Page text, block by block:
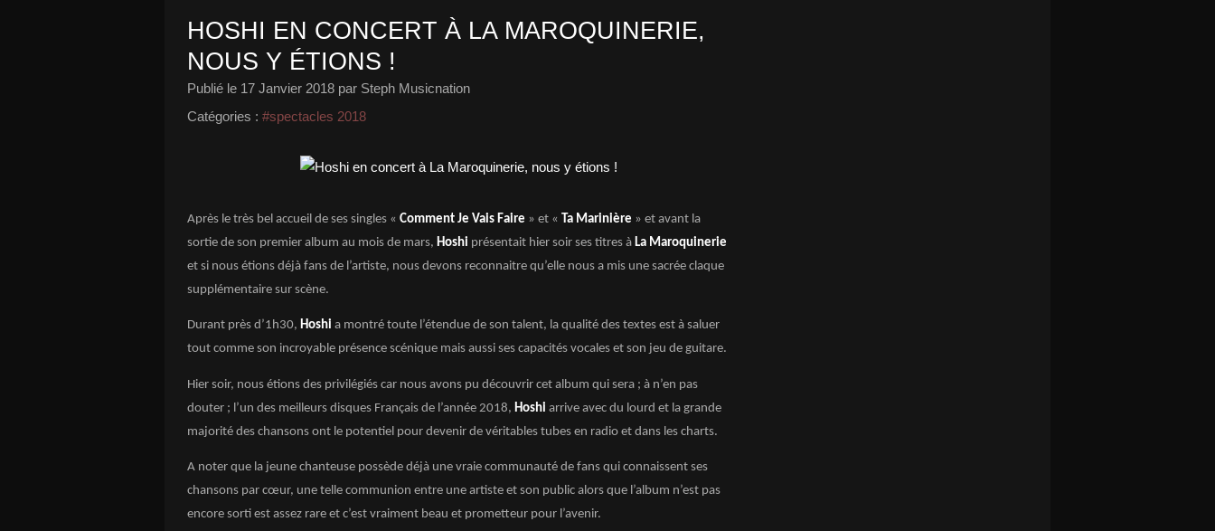
HOSHI EN CONCERT À LA MAROQUINERIE,
NOUS Y ÉTIONS !
Publié le 17 Janvier 2018 par Steph Musicnation
Catégories : #spectacles 2018
Après le très bel accueil de ses singles « Comment Je Vais Faire » et « Ta Marinière » et avant la
sortie de son premier album au mois de mars, Hoshi présentait hier soir ses titres à La Maroquinerie
et si nous étions déjà fans de l’artiste, nous devons reconnaitre qu’elle nous a mis une sacrée claque
supplémentaire sur scène.
Durant près d’1h30, Hoshi a montré toute l’étendue de son talent, la qualité des textes est à saluer
tout comme son incroyable présence scénique mais aussi ses capacités vocales et son jeu de guitare.
Hier soir, nous étions des privilégiés car nous avons pu découvrir cet album qui sera ; à n’en pas
douter ; l’un des meilleurs disques Français de l’année 2018, Hoshi arrive avec du lourd et la grande
majorité des chansons ont le potentiel pour devenir de véritables tubes en radio et dans les charts.
A noter que la jeune chanteuse possède déjà une vraie communauté de fans qui connaissent ses
chansons par cœur, une telle communion entre une artiste et son public alors que l’album n’est pas
encore sorti est assez rare et c’est vraiment beau et prometteur pour l’avenir.